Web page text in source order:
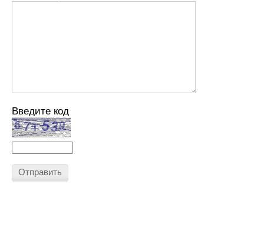
Введите код
Отправить